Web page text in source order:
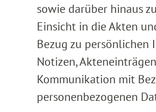
sowie darüber hinaus
Einsicht in die Akten
Bezug zu persönlichen
Notizen,
Kommunikation mit
personenbezogenen